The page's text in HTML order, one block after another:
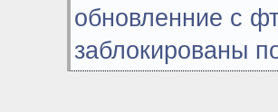
обновленние с
заблокированы